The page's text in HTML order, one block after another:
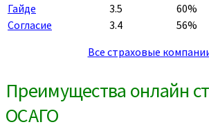
Гайде
3.5 60%
Согласие
3.4 56%
Все страховые
Преимущества онлайн
ОСАГО